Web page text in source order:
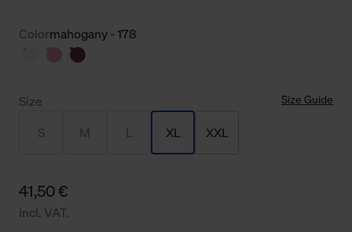
Colormahogany - 178
Size Size Guide
S M L XL XXL
41,50 €
incl. VAT.